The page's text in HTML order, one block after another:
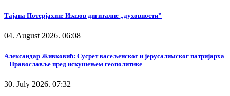
Тајана Потерјахин: Изазов дигиталне „духовности”
04. August 2026. 06:08
Александар Живковић: Сусрет васељенског и јерусалимског патријарха
– Православље пред искушењем геополитике
30. July 2026. 07:32